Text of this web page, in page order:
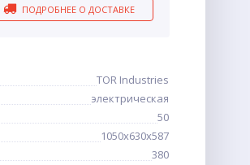
ПОДРОБНЕЕ О ДОСТАВКЕ
TOR Industries
электрическая
50
1050х630х587
380